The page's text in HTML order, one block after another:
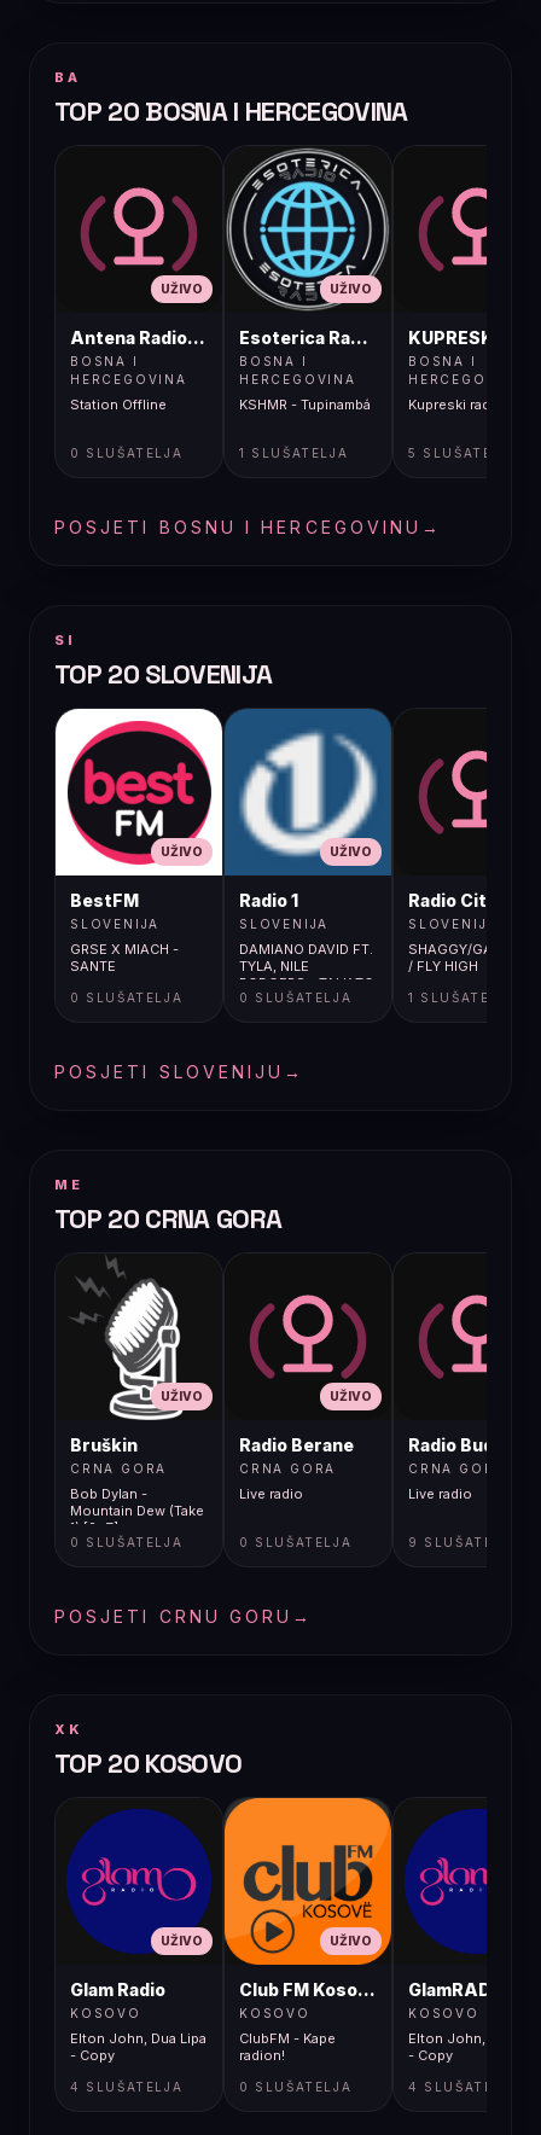
BA
TOP 20 BOSNA I HERCEGOVINA
UŽIVO
Antena Radio, Jelah Tešanj
BOSNA I
HERCEGOVINA
Station Offline
0 SLUŠATELJA
UŽIVO
Esoterica Radio S1
BOSNA I
HERCEGOVINA
KSHMR - Tupinambá
1 SLUŠATELJA
BOSNA I
HERCEGOVINA
Kupreski radio
5 SLUŠATELJA
POSJETI BOSNU I HERCEGOVINU →
SI
TOP 20 SLOVENIJA
UŽIVO
BestFM
SLOVENIJA
GRSE X MIACH -
SANTE
0 SLUŠATELJA
UŽIVO
Radio 1
SLOVENIJA
DAMIANO DAVID FT.
TYLA, NILE
RODGERS - TALK TO
ME
0 SLUŠATELJA
Radio City
SLOVENIJA
SHAGGY/GARY
/ FLY HIGH
1 SLUŠATELJA
POSJETI SLOVENIJU →
ME
TOP 20 CRNA GORA
UŽIVO
Bruškin
CRNA GORA
Bob Dylan -
Mountain Dew (Take
1) [2sZ]
0 SLUŠATELJA
UŽIVO
Radio Berane
CRNA GORA
Live radio
0 SLUŠATELJA
Radio Budva
CRNA GORA
Live radio
9 SLUŠATELJA
POSJETI CRNU GORU →
XK
TOP 20 KOSOVO
UŽIVO
Glam Radio
KOSOVO
Elton John, Dua Lipa
- Copy
4 SLUŠATELJA
UŽIVO
Club FM Kosovë
KOSOVO
ClubFM - Kape
radion!
0 SLUŠATELJA
GlamRADIO
KOSOVO
Elton John, Dua
- Copy
4 SLUŠATELJA